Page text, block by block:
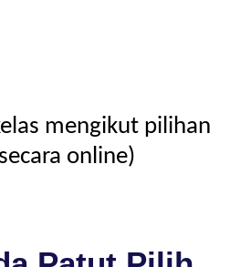
mengikut pilihan
online)